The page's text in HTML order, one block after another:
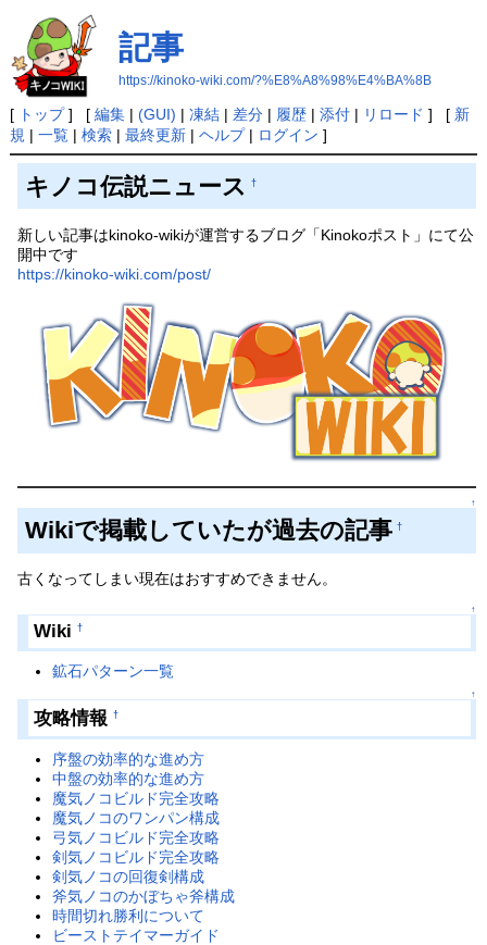
記事
https://kinoko-wiki.com/?%E8%A8%98%E4%BA%8B
[ トップ] [ 編集| (GUI) | 凍結| 差分| 履歴| 添付| リロード ] [ 新
規 | 一覧| 検索| 最終更新| ヘルプ| ログイン ]
キノコ伝説ニュース †
新しい記事はkinoko-wikiが運営するブログ「Kinokoポスト」にて公
開中です
https://kinoko-wiki.com/post/
↑
Wikiで掲載していたが過去の記事 †
古くなってしまい現在はおすすめできません。
↑
Wiki †
鉱石パターン一覧
↑
攻略情報 †
序盤の効率的な進め方
中盤の効率的な進め方
魔気ノコビルド完全攻略
魔気ノコのワンパン構成
弓気ノコビルド完全攻略
剣気ノコビルド完全攻略
剣気ノコの回復剣構成
斧気ノコのかぼちゃ斧構成
時間切れ勝利について
ビーストテイマーガイド